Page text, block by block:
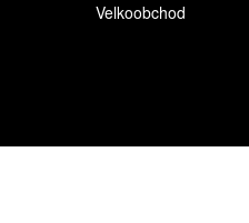
Velkoobchod